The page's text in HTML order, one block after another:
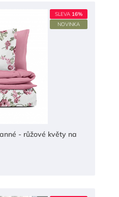
SLEVA 16%
NOVINKA
- růžové květy na